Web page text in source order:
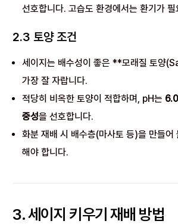
선호합니다. 고습도 환경에서는 환기가 필
2.3 토양 조건
세이지는 배수성이 좋은 **모래질 토양
가장 잘 자랍니다.
적당히 비옥한 토양이 적합하며, pH는
중성을 선호합니다.
화분 재배 시 배수층(마사토 등)을 만들어
해야 합니다.
3. 세이지 키우기 재배 방법